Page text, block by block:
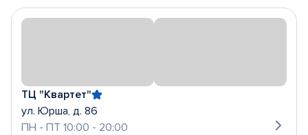
ТЦ "Квартет"
ул. Юрша, д. 86
ПН - ПТ 10:00 - 20:00